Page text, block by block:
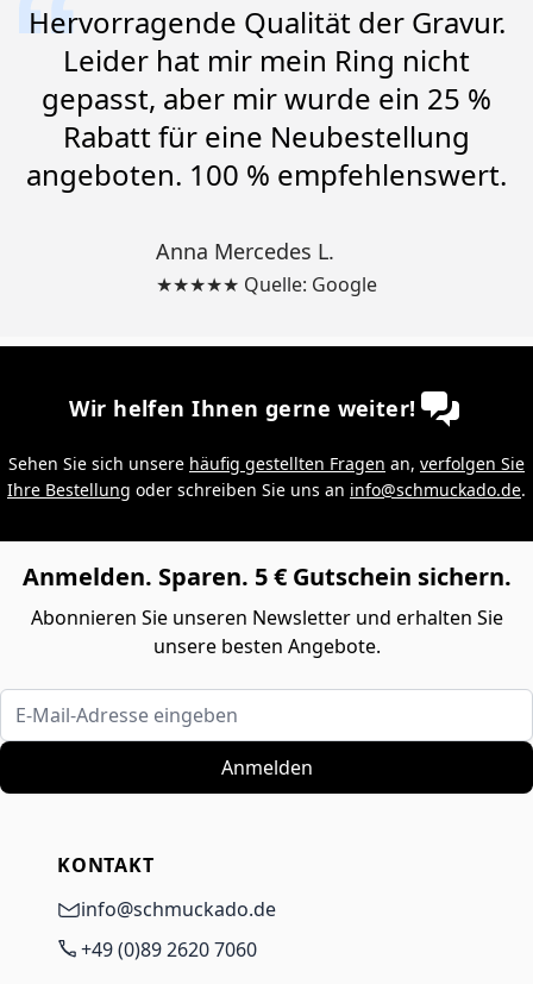
Hervorragende Qualität der Gravur.
Leider hat mir mein Ring nicht
gepasst, aber mir wurde ein 25 %
Rabatt für eine Neubestellung
angeboten. 100 % empfehlenswert.
Anna Mercedes L.
★★★★★ Quelle: Google
Wir helfen Ihnen gerne weiter!
Sehen Sie sich unsere häufig gestellten Fragen an, verfolgen Sie
Ihre Bestellung oder schreiben Sie uns an info@schmuckado.de.
Anmelden. Sparen. 5 € Gutschein sichern.
Abonnieren Sie unseren Newsletter und erhalten Sie
unsere besten Angebote.
E-Mail-Adresse eingeben
Anmelden
KONTAKT
info@schmuckado.de
+49 (0)89 2620 7060